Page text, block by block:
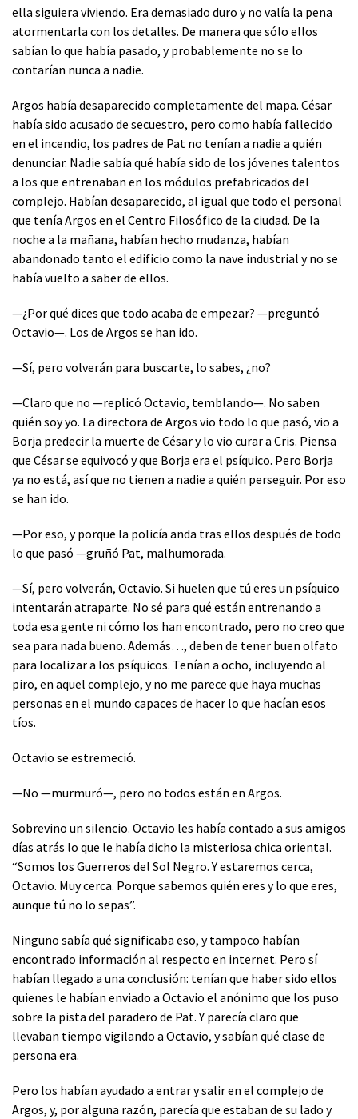
ella siguiera viviendo. Era demasiado duro y no valía la pena
atormentarla con los detalles. De manera que sólo ellos
sabían lo que había pasado, y probablemente no se lo
contarían nunca a nadie.
Argos había desaparecido completamente del mapa. César
había sido acusado de secuestro, pero como había fallecido
en el incendio, los padres de Pat no tenían a nadie a quién
denunciar. Nadie sabía qué había sido de los jóvenes talentos
a los que entrenaban en los módulos prefabricados del
complejo. Habían desaparecido, al igual que todo el personal
que tenía Argos en el Centro Filosófico de la ciudad. De la
noche a la mañana, habían hecho mudanza, habían
abandonado tanto el edificio como la nave industrial y no se
había vuelto a saber de ellos.
—¿Por qué dices que todo acaba de empezar? —preguntó
Octavio—. Los de Argos se han ido.
—Sí, pero volverán para buscarte, lo sabes, ¿no?
—Claro que no —replicó Octavio, temblando—. No saben
quién soy yo. La directora de Argos vio todo lo que pasó, vio a
Borja predecir la muerte de César y lo vio curar a Cris. Piensa
que César se equivocó y que Borja era el psíquico. Pero Borja
ya no está, así que no tienen a nadie a quién perseguir. Por eso
se han ido.
—Por eso, y porque la policía anda tras ellos después de todo
lo que pasó —gruñó Pat, malhumorada.
—Sí, pero volverán, Octavio. Si huelen que tú eres un psíquico
intentarán atraparte. No sé para qué están entrenando a
toda esa gente ni cómo los han encontrado, pero no creo que
sea para nada bueno. Además…, deben de tener buen olfato
para localizar a los psíquicos. Tenían a ocho, incluyendo al
piro, en aquel complejo, y no me parece que haya muchas
personas en el mundo capaces de hacer lo que hacían esos
tíos.
Octavio se estremeció.
—No —murmuró—, pero no todos están en Argos.
Sobrevino un silencio. Octavio les había contado a sus amigos
días atrás lo que le había dicho la misteriosa chica oriental.
“Somos los Guerreros del Sol Negro. Y estaremos cerca,
Octavio. Muy cerca. Porque sabemos quién eres y lo que eres,
aunque tú no lo sepas”.
Ninguno sabía qué significaba eso, y tampoco habían
encontrado información al respecto en internet. Pero sí
habían llegado a una conclusión: tenían que haber sido ellos
quienes le habían enviado a Octavio el anónimo que los puso
sobre la pista del paradero de Pat. Y parecía claro que
llevaban tiempo vigilando a Octavio, y sabían qué clase de
persona era.
Pero los habían ayudado a entrar y salir en el complejo de
Argos, y, por alguna razón, parecía que estaban de su lado y